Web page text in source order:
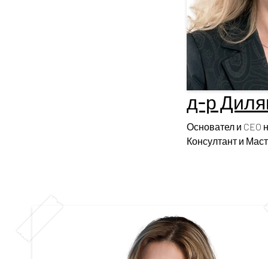
д-р
Основател и CEO
Консултант и